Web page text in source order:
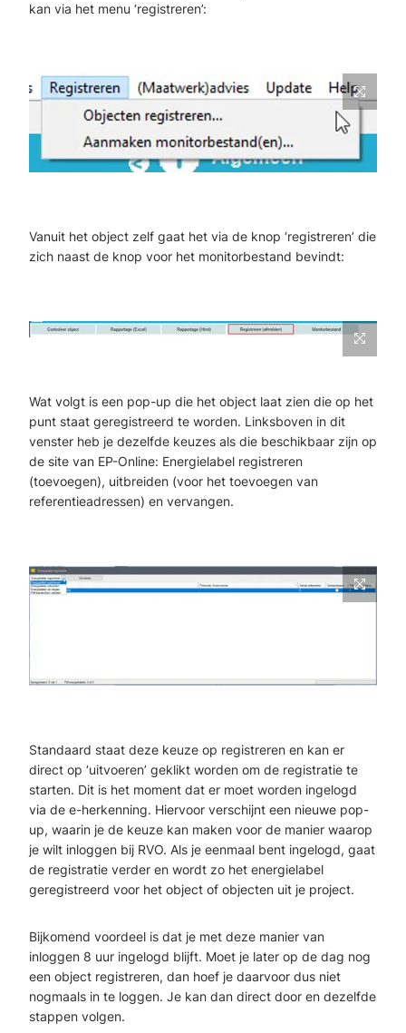
kan via het menu ‘registreren’:
Vanuit het object zelf gaat het via de knop ‘registreren’ die
zich naast de knop voor het monitorbestand bevindt:
Wat volgt is een pop-up die het object laat zien die op het
punt staat geregistreerd te worden. Linksboven in dit
venster heb je dezelfde keuzes als die beschikbaar zijn op
de site van EP-Online: Energielabel registreren
(toevoegen), uitbreiden (voor het toevoegen van
referentieadressen) en vervangen.
Standaard staat deze keuze op registreren en kan er
direct op ‘uitvoeren’ geklikt worden om de registratie te
starten. Dit is het moment dat er moet worden ingelogd
via de e-herkenning. Hiervoor verschijnt een nieuwe pop-
up, waarin je de keuze kan maken voor de manier waarop
je wilt inloggen bij RVO. Als je eenmaal bent ingelogd, gaat
de registratie verder en wordt zo het energielabel
geregistreerd voor het object of objecten uit je project.
Bijkomend voordeel is dat je met deze manier van
inloggen 8 uur ingelogd blijft. Moet je later op de dag nog
een object registreren, dan hoef je daarvoor dus niet
nogmaals in te loggen. Je kan dan direct door en dezelfde
stappen volgen.